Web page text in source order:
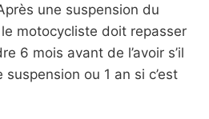
une suspension du
motocycliste doit repasser
6 mois avant de l’avoir s’il
suspension ou 1 an si c’est